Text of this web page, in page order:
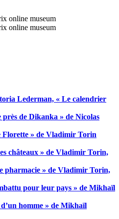
Lederman, « Le calendrier
près de Dikanka » de Nicolas
Florette » de Vladimir Torin
châteaux » de Vladimir Torin,
pharmacie » de Vladimir Torin,
pour leur pays » de Mikhaïl
homme » de Mikhaïl